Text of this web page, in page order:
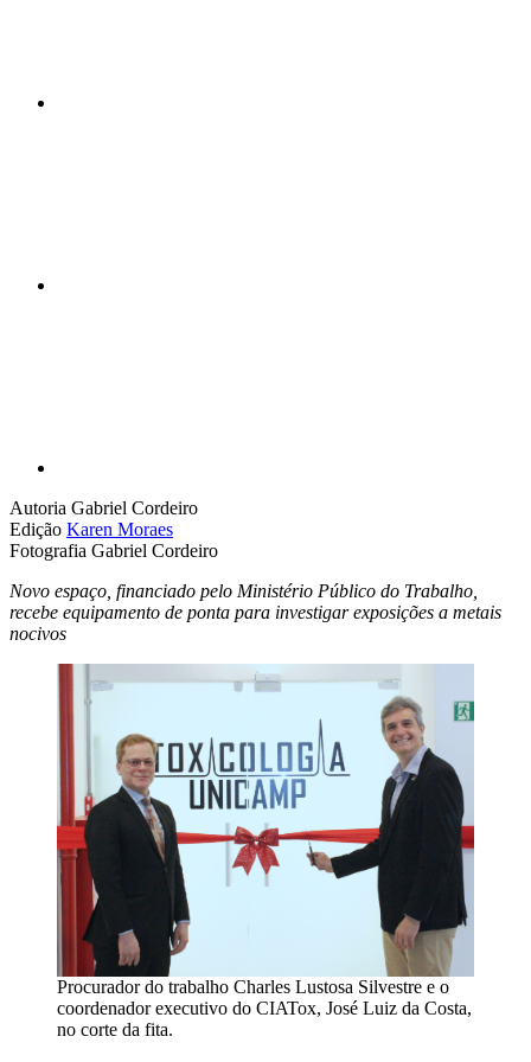
Autoria Gabriel Cordeiro
Edição Karen Moraes
Fotografia Gabriel Cordeiro
Novo espaço, financiado pelo Ministério Público do Trabalho,
recebe equipamento de ponta para investigar exposições a metais
nocivos
Procurador do trabalho Charles Lustosa Silvestre e o
coordenador executivo do CIATox, José Luiz da Costa,
no corte da fita.